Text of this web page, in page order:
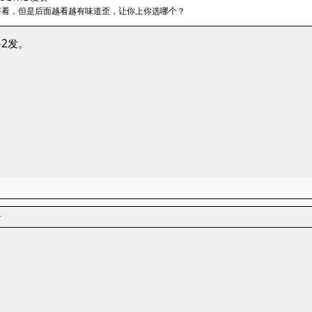
，但是后面越看越有味道歪，让你上你选哪个？
。